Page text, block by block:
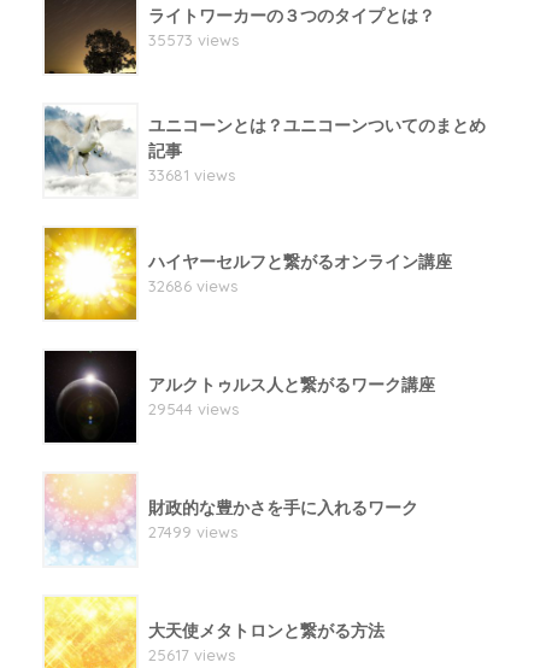
ライトワーカーの３つのタイプとは？
35573 views
ユニコーンとは？ユニコーンついてのまとめ
記事
33681 views
ハイヤーセルフと繋がるオンライン講座
32686 views
アルクトゥルス人と繋がるワーク講座
29544 views
財政的な豊かさを手に入れるワーク
27499 views
大天使メタトロンと繋がる方法
25617 views